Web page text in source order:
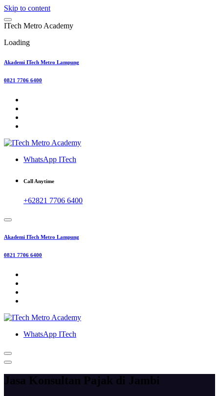
Skip to content
ITech Metro Academy
Loading
Akademi ITech Metro Lampung
0821 7706 6400
WhatsApp ITech
Call Anytime
+62821 7706 6400
Akademi ITech Metro Lampung
0821 7706 6400
WhatsApp ITech
Jasa Konsultan Pajak di Jambi